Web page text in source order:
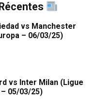
vs Manchester
– 06/03/25)
vs Inter Milan (Ligue
05/03/25)